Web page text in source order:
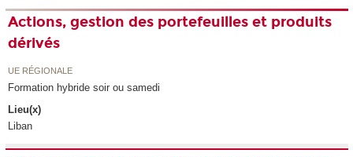
Actions, gestion des portefeuilles et produits
dérivés
UE RÉGIONALE
Formation hybride soir ou samedi
Lieu(x)
Liban